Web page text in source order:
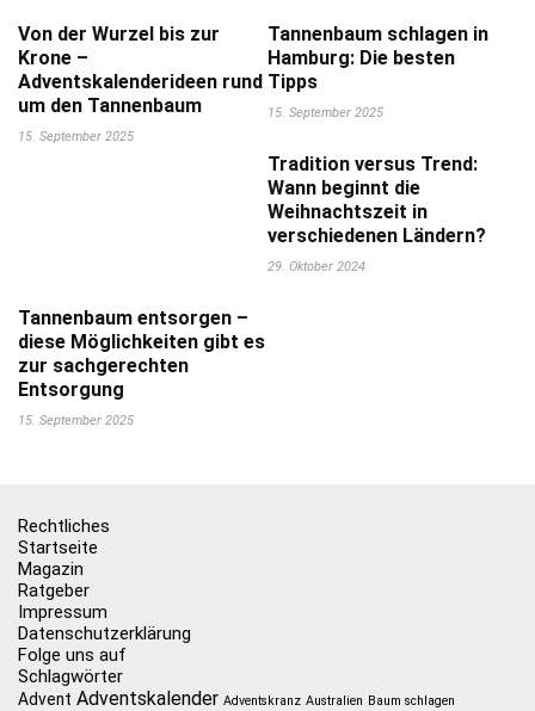
Von der Wurzel bis zur
Krone –
Adventskalenderideen rund
um den Tannenbaum
15. September 2025
Tannenbaum schlagen in
Hamburg: Die besten
Tipps
15. September 2025
Tradition versus Trend:
Wann beginnt die
Weihnachtszeit in
verschiedenen Ländern?
29. Oktober 2024
Tannenbaum entsorgen –
diese Möglichkeiten gibt es
zur sachgerechten
Entsorgung
15. September 2025
Rechtliches
Startseite
Magazin
Ratgeber
Impressum
Datenschutzerklärung
Folge uns auf
Schlagwörter
Advent Adventskalender Adventskranz Australien Baum schlagen